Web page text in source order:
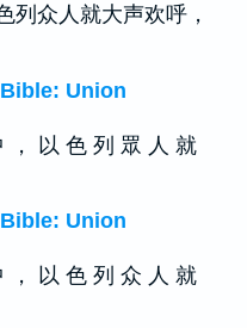
列众人就大声欢呼，
Union
， 以 色 列 眾 人 就
Union
， 以 色 列 众 人 就